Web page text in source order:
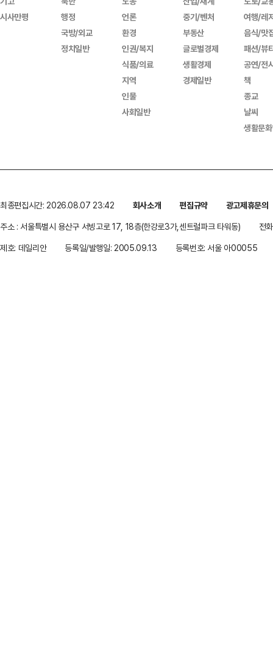
시사만평
행정
국방/외교
정치일반
언론
환경
인권/복지
식품/의료
지역
인물
사회일반
중기/벤처
부동산
글로벌경제
생활경제
경제일반
여행/레
음식/맛
패션/뷰
공연/전
책
종교
날씨
생활문
최종편집시간: 2026.08.07 23:42 회사소개 편집규약
광고제휴문의
주소 : 서울특별시 용산구 서빙고로 17, 18층(한강로3가,센트럴파크 타워동)
전
제호: 데일리안
등록일/발행일: 2005.09.13 등록번호: 서울 아00055